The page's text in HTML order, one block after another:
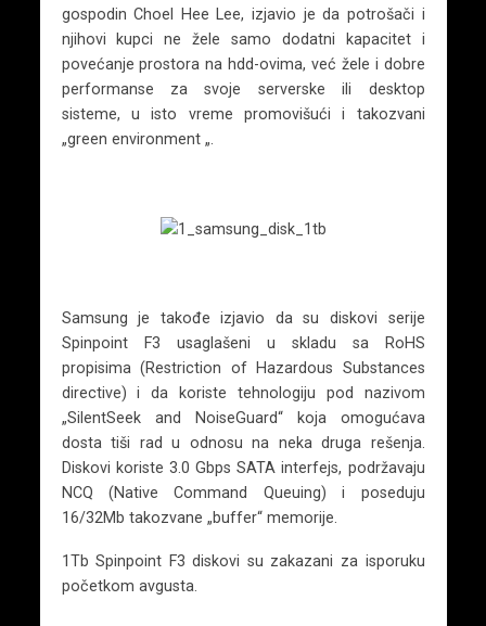
gospodin Choel Hee Lee, izjavio je da potrošači i
njihovi kupci ne žele samo dodatni kapacitet i
povećanje prostora na hdd-ovima, već žele i dobre
performanse za svoje serverske ili desktop
sisteme, u isto vreme promovišući i takozvani
„green environment „.
Samsung je takođe izjavio da su diskovi serije
Spinpoint F3 usaglašeni u skladu sa RoHS
propisima (Restriction of Hazardous Substances
directive) i da koriste tehnologiju pod nazivom
„SilentSeek and NoiseGuard“ koja omogućava
dosta tiši rad u odnosu na neka druga rešenja.
Diskovi koriste 3.0 Gbps SATA interfejs, podržavaju
NCQ (Native Command Queuing) i poseduju
16/32Mb takozvane „buffer“ memorije.
1Tb Spinpoint F3 diskovi su zakazani za isporuku
početkom avgusta.